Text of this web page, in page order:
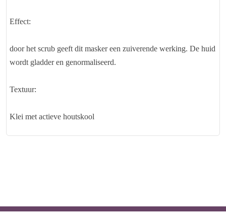
Effect:
door het scrub geeft dit masker een zuiverende werking. De huid
wordt gladder en genormaliseerd.
Textuur:
Klei met actieve houtskool